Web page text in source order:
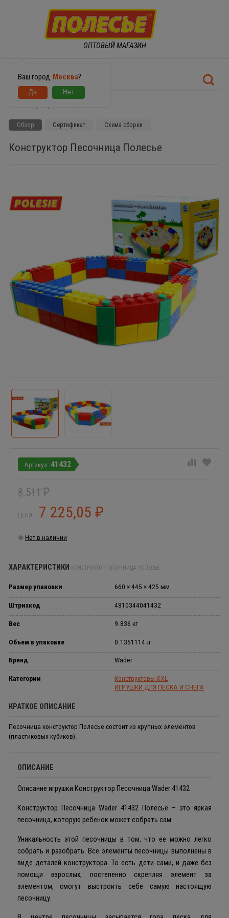
ОПТОВЫЙ МАГАЗИН
Ваш город Москва?
Обзор Сертификат Схема сборки
Конструктор Песочница Полесье
41432
8 511₽
ЦЕНА: 7 225,05 ₽
Нет в наличии
ХАРАКТЕРИСТИКИ КОНСТРУКТОР ПЕСОЧНИЦА ПОЛЕСЬЕ
Размер упаковки 660 × 445 × 425 мм
Штрихкод 4810344041432
Вес 9.836 кг
Объем в упаковке 0.1351114 л
Бренд Wader
Категории
Конструкторы XXL
ИГРУШКИ ДЛЯ ПЕСКА И СНЕГА
КРАТКОЕ ОПИСАНИЕ
Песочница конструктор Полесье состоит из крупных элементов
(пластиковых кубиков).
ОПИСАНИЕ
Описание игрушки Конструктор Песочница Wader 41432
Конструктор Песочница Wader 41432 Полесье – это яркая
песочница, которую ребенок может собрать сам.
Уникальность этой песочницы в том, что ее можно легко
собрать и разобрать. Все элементы песочницы выполнены в
виде деталей конструктора. То есть дети сами, и даже без
помощи взрослых, постепенно скрепляя элемент за
элементом, смогут выстроить себе самую настоящую
песочницу.